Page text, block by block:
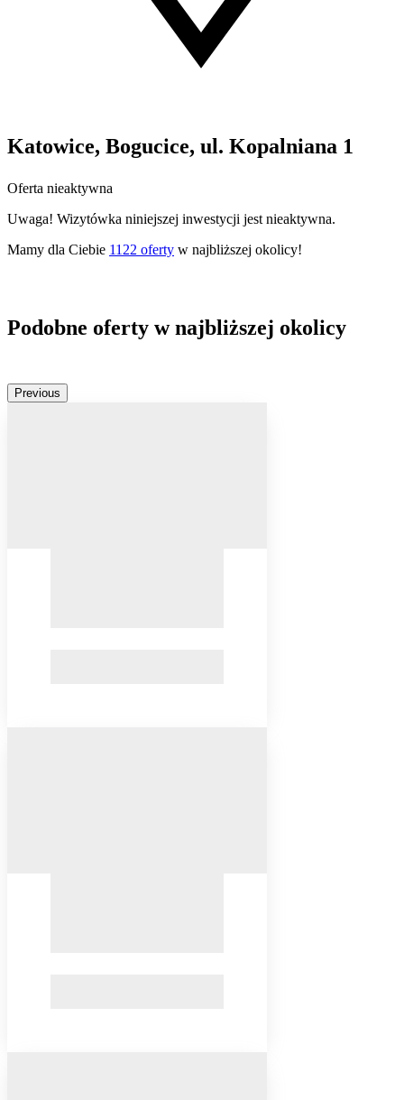
Katowice, Bogucice, ul. Kopalniana 1
Oferta nieaktywna
Uwaga! Wizytówka niniejszej inwestycji jest nieaktywna.
Mamy dla Ciebie 1122 oferty w najbliższej okolicy!
Podobne oferty w najbliższej okolicy
Previous